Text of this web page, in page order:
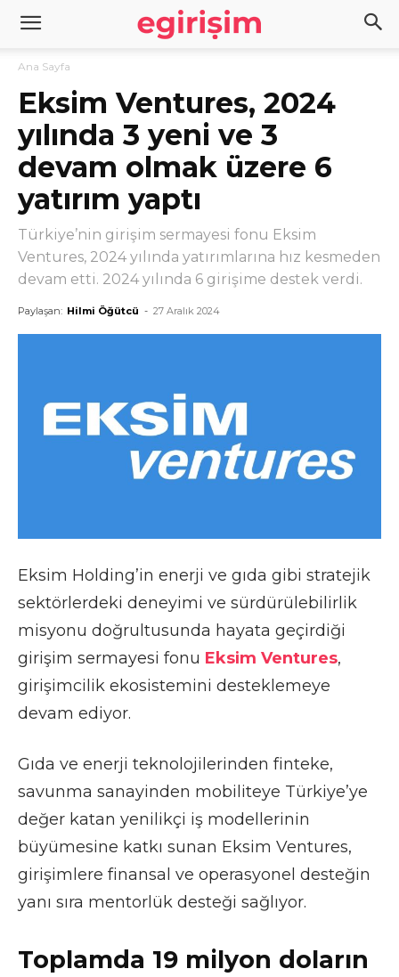
Ana Sayfa
Eksim Ventures, 2024
yılında 3 yeni ve 3
devam olmak üzere 6
yatırım yaptı
Türkiye’nin girişim sermayesi fonu Eksim
Ventures, 2024 yılında yatırımlarına hız kesmeden
devam etti. 2024 yılında 6 girişime destek verdi.
Paylaşan: Hilmi Öğütcü - 27 Aralık 2024
Eksim Holding’in enerji ve gıda gibi stratejik
sektörlerdeki deneyimi ve sürdürülebilirlik
misyonu doğrultusunda hayata geçirdiği
girişim sermayesi fonu Eksim Ventures,
girişimcilik ekosistemini desteklemeye
devam ediyor.
Gıda ve enerji teknolojilerinden finteke,
savunma sanayinden mobiliteye Türkiye’ye
değer katan yenilikçi iş modellerinin
büyümesine katkı sunan Eksim Ventures,
girişimlere finansal ve operasyonel desteğin
yanı sıra mentorlük desteği sağlıyor.
Toplamda 19 milyon doların